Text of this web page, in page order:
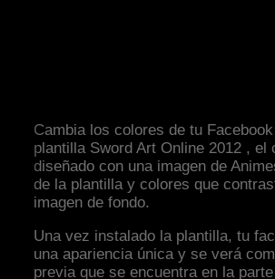
Cambia los colores de tu
plantilla Sword Art Online 2012 , el
diseñado con una imagen de
de la plantilla y colores que
imagen de fondo.
Una vez instalado la plantilla, tu
una apariencia única y se verá
previa que se encuentra en la